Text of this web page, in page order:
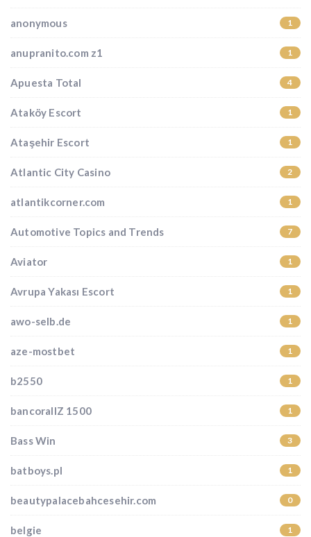
anonymous 1
anupranito.com z1 1
Apuesta Total 4
Ataköy Escort 1
Ataşehir Escort 1
Atlantic City Casino 2
atlantikcorner.com 1
Automotive Topics and Trends 7
Aviator 1
Avrupa Yakası Escort 1
awo-selb.de 1
aze-mostbet 1
b2550 1
bancorallZ 1500 1
Bass Win 3
batboys.pl 1
beautypalacebahcesehir.com 0
belgie 1